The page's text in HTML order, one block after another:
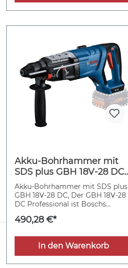
Akku-Bohrhammer mit
SDS plus GBH 18V-28 DC
mit XL-BOXX
Akku-Bohrhammer mit SDS plus
GBH 18V-28 DC, Der GBH 18V-28
DC Professional ist Boschs
Bohrhammerklasse: Dank seines
Schlagenergie und einem
optimierten Leistungs-
Gewichtsverhältnis von 1,1 J/kg
liefert er sogar eine stärkere
490,28 €*
In den Warenkorb